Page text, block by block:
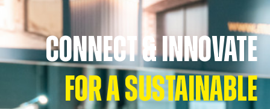
connect & innovate
for a sustainable